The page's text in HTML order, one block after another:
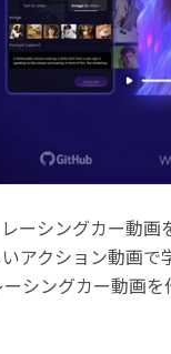
ーシングカー動画
アクション動画で
シングカー動画を